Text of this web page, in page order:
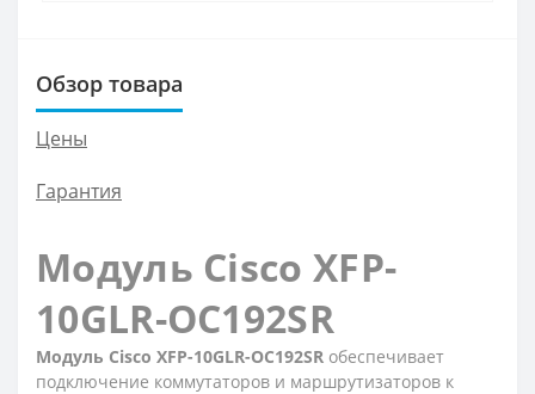
Обзор товара
Цены
Гарантия
Модуль Cisco XFP-
10GLR-OC192SR
Модуль Cisco XFP-10GLR-OC192SR обеспечивает
подключение коммутаторов и маршрутизаторов к